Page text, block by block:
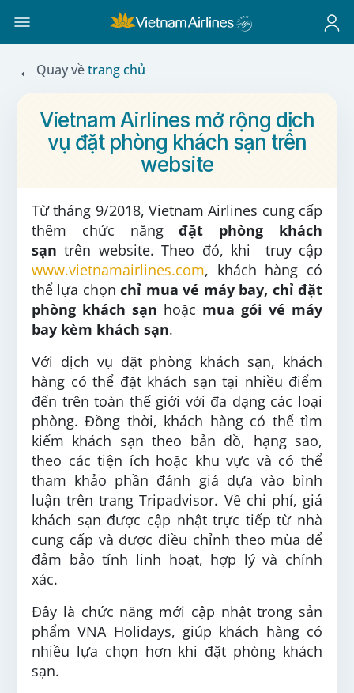
← Quay vềtrang chủ
Vietnam Airlines mở rộng dịch
vụ đặt phòng khách sạn trên
website
Từ tháng 9/2018, Vietnam Airlines cung cấp
thêm chức năngđặt phòng khách
sạntrên website. Theo đó, khi truy cập
www.vietnamairlines.com, khách hàng có
thể lựa chọnchỉ mua vé máy bay, chỉđặt
phòng khách sạn hoặc mua gói vé máy
bay kèm khách sạn.
Với dịch vụ đặt phòng khách sạn, khách
hàng có thể đặt khách sạn tại nhiều điểm
đến trên toàn thế giới với đa dạng các loại
phòng. Đồng thời, khách hàng có thể tìm
kiếm khách sạn theo bản đồ, hạng sao,
theo các tiện ích hoặc khu vực và có thể
tham khảo phần đánh giá dựa vào bình
luận trên trang Tripadvisor. Về chi phí, giá
khách sạn được cập nhật trực tiếp từ nhà
cung cấp và được điều chỉnh theo mùa để
đảm bảo tính linh hoạt, hợp lý và chính
xác.
Đây là chức năng mới cập nhật trong sản
phẩm VNA Holidays, giúp khách hàng có
nhiều lựa chọn hơn khi đặt phòng khách
sạn.